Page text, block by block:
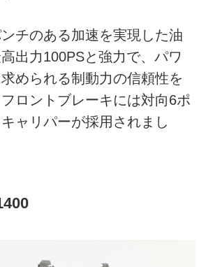
チのある加速を実現した油
出力100PSと強力で、パワ
められる制動力の信頼性を
ロントブレーキには対向6ポ
ャリパーが採用されまし